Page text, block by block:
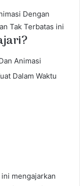
Dengan
Tak Terbatas ini
Animasi
Dalam Waktu
mengajarkan